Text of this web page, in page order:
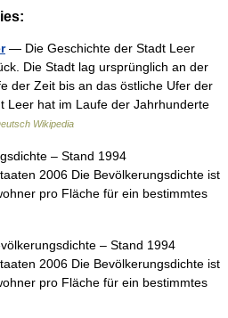
— Die Geschichte der Stadt Leer
Die Stadt lag ursprünglich an der
der Zeit bis an das östliche Ufer der
Leer hat im Laufe der Jahrhunderte
Wikipedia
– Stand 1994
2006 Die Bevölkerungsdichte ist
pro Fläche für ein bestimmtes
– Stand 1994
2006 Die Bevölkerungsdichte ist
pro Fläche für ein bestimmtes